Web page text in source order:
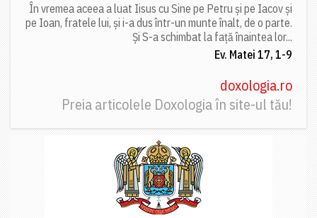
În vremea aceea a luat Iisus cu Sine pe Petru și pe Iacov și
pe Ioan, fratele lui, și i-a dus într-un munte înalt, de o parte.
Și S-a schimbat la față înaintea lor...
Ev. Matei 17, 1-9
doxologia.ro
Preia articolele Doxologia în site-ul tău!